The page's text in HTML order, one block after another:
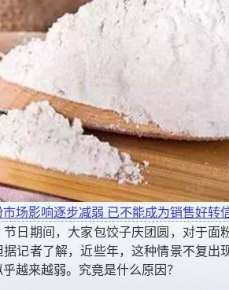
市场化收购要把标准、价格、质量公开
入了秋粮收购季。秋粮收购数量大、品
临的形势更加复杂。此前，国家发改委
做好2019年秋粮收购工作的通知》。
于做好2019年秋粮收购监督检查工作
场影响逐步减弱 已不能成为销售好转
节日期间，大家包饺子庆团圆，对于面
据记者了解，近些年，这种情景不复出
越来越弱。究竟是什么原因？